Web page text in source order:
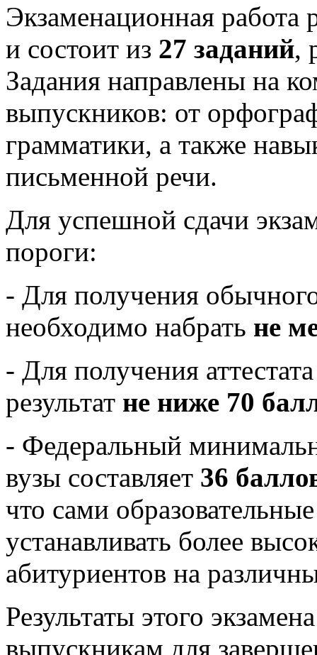
Экзаменационная работа
и состоит из 27 заданий,
Задания направлены на
выпускников: от
грамматики, а также
письменной речи.
Для успешной сдачи
пороги:
- Для получения
необходимо набрать не
- Для получения
результат не ниже 70
- Федеральный
вузы составляет 36
что сами
устанавливать более
абитуриентов на
Результаты этого
выпускникам для